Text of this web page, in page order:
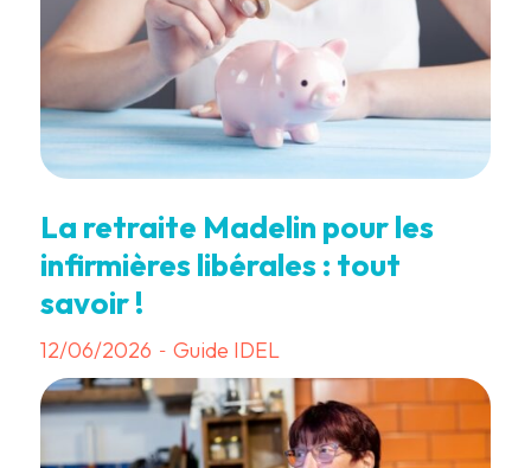
La retraite Madelin pour les
infirmières libérales : tout
savoir !
12/06/2026 - Guide IDEL